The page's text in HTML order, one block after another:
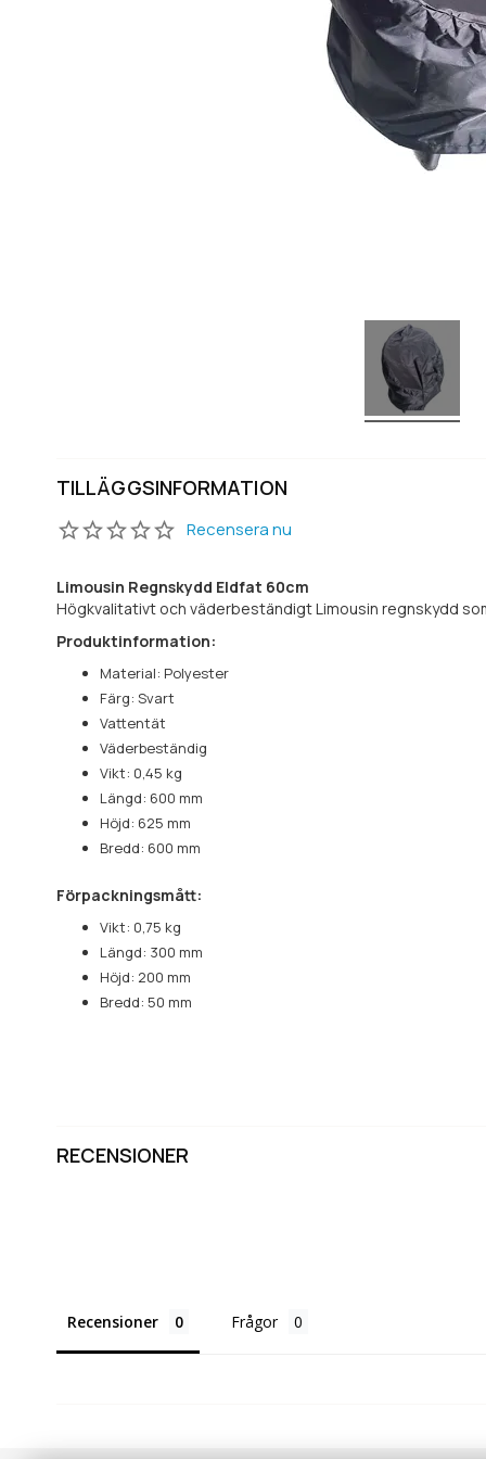
TILLÄGGSINFORMATION
Recensera nu
Limousin Regnskydd Eldfat 60cm
Högkvalitativt och väderbeständigt Limousin regnskydd
Produktinformation:
Material: Polyester
Färg: Svart
Vattentät
Väderbeständig
Vikt: 0,45 kg
Längd: 600 mm
Höjd: 625 mm
Bredd: 600 mm
Förpackningsmått:
Vikt: 0,75 kg
Längd: 300 mm
Höjd: 200 mm
Bredd: 50 mm
RECENSIONER
Recensioner Frågor